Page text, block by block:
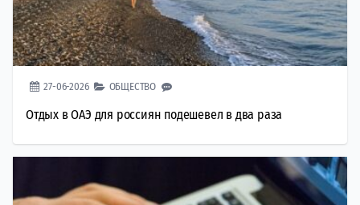
27-06-2026 ОБЩЕСТВО
Отдых в ОАЭ для россиян подешевел в два раза